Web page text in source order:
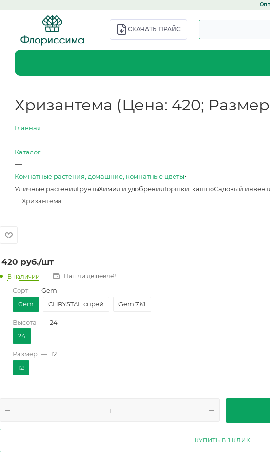
СКАЧАТЬ ПРАЙС
Хризантема (Цена: 420;
Главная
—
Каталог
—
Комнатные растения, домашние, комнатные цветы
Уличные растенияГрунтыХимия и удобренияГоршки, кашпоСадовый
—Хризантема
420 руб./шт
В наличии Нашли дешевле?
Сорт — Gem
Gem
CHRYSTAL спрей Gem 7Kl
Высота — 24
24
Размер — 12
12
КУПИТЬ В 1 КЛИК